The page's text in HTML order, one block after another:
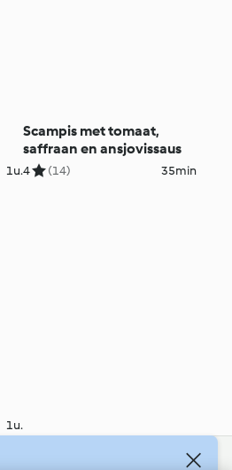
1u.
Scampis met tomaat,
saffraan en ansjovissaus
4 (14) 35min
1u.